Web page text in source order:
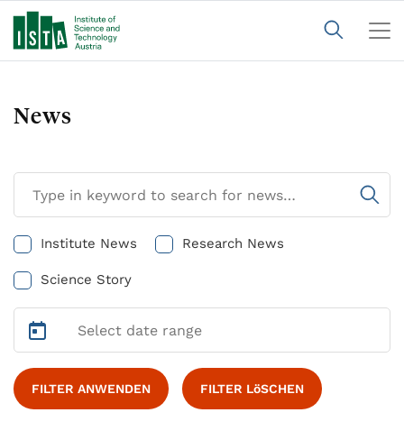
News
Institute News Research News
Science Story
FILTER ANWENDEN FILTER LöSCHEN